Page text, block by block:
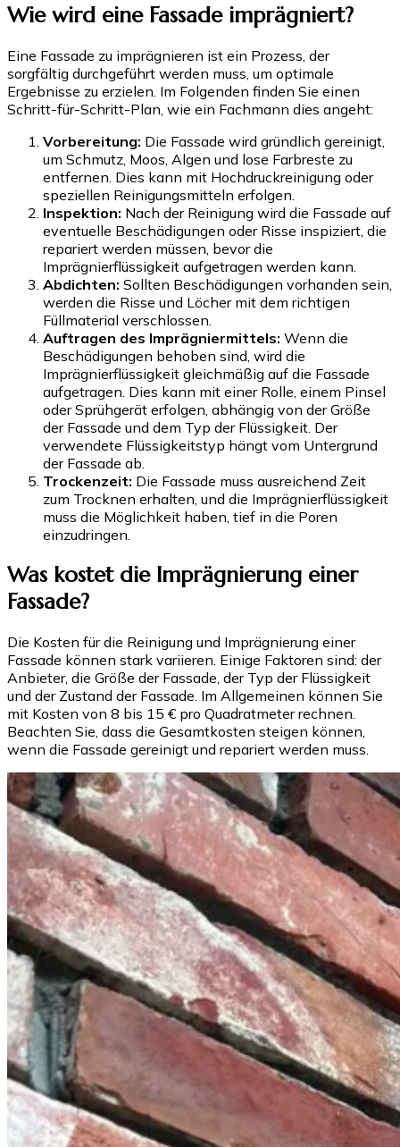
Wie wird eine Fassade imprägniert?
Eine Fassade zu imprägnieren ist ein Prozess, der
sorgfältig durchgeführt werden muss, um optimale
Ergebnisse zu erzielen. Im Folgenden finden Sie einen
Schritt-für-Schritt-Plan, wie ein Fachmann dies angeht:
Vorbereitung: Die Fassade wird gründlich gereinigt,
um Schmutz, Moos, Algen und lose Farbreste zu
entfernen. Dies kann mit Hochdruckreinigung oder
speziellen Reinigungsmitteln erfolgen.
Inspektion: Nach der Reinigung wird die Fassade auf
eventuelle Beschädigungen oder Risse inspiziert, die
repariert werden müssen, bevor die
Imprägnierflüssigkeit aufgetragen werden kann.
Abdichten: Sollten Beschädigungen vorhanden sein,
werden die Risse und Löcher mit dem richtigen
Füllmaterial verschlossen.
Auftragen des Imprägniermittels: Wenn die
Beschädigungen behoben sind, wird die
Imprägnierflüssigkeit gleichmäßig auf die Fassade
aufgetragen. Dies kann mit einer Rolle, einem Pinsel
oder Sprühgerät erfolgen, abhängig von der Größe
der Fassade und dem Typ der Flüssigkeit. Der
verwendete Flüssigkeitstyp hängt vom Untergrund
der Fassade ab.
Trockenzeit: Die Fassade muss ausreichend Zeit
zum Trocknen erhalten, und die Imprägnierflüssigkeit
muss die Möglichkeit haben, tief in die Poren
einzudringen.
Was kostet die Imprägnierung einer
Fassade?
Die Kosten für die Reinigung und Imprägnierung einer
Fassade können stark variieren. Einige Faktoren sind: der
Anbieter, die Größe der Fassade, der Typ der Flüssigkeit
und der Zustand der Fassade. Im Allgemeinen können Sie
mit Kosten von 8 bis 15 € pro Quadratmeter rechnen.
Beachten Sie, dass die Gesamtkosten steigen können,
wenn die Fassade gereinigt und repariert werden muss.